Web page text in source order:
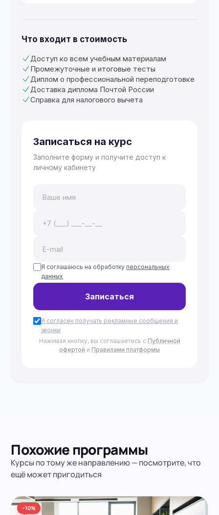
Что входит в стоимость
Доступ ко всем учебным материалам
Промежуточные и итоговые тесты
Диплом о профессиональной переподготовке
Доставка диплома Почтой России
Справка для налогового вычета
Записаться на курс
Заполните форму и получите доступ к
личному кабинету
Я соглашаюсь на обработку персональных
данных
Записаться
Я согласен получать рекламные сообщения и
звонки
Нажимая кнопку, вы соглашаетесь с Публичной
офертой и Правилами платформы
Похожие программы
Курсы по тому же направлению — посмотрите, что
ещё может пригодиться
−10%